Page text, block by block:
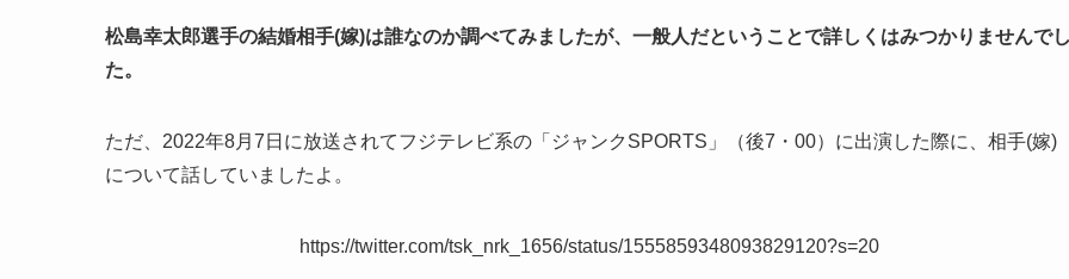
松島幸太郎選手の結婚相手(嫁)は誰なのか調べてみましたが、一般人だということで詳しくはみつかりませんで
た。
ただ、2022年8月7日に放送されてフジテレビ系の「ジャンクSPORTS」（後7・00）に出演した際に、相手(嫁)
について話していましたよ。
https://twitter.com/tsk_nrk_1656/status/1555859348093829120?s=20